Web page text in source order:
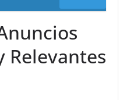
Relevantes